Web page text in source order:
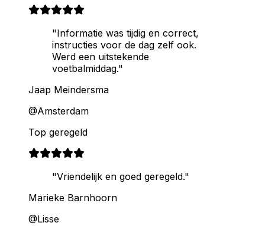
"Informatie was tijdig en correct,
instructies voor de dag zelf ook.
Werd een uitstekende
voetbalmiddag."
Jaap Meindersma
@Amsterdam
Top geregeld
"Vriendelijk en goed geregeld."
Marieke Barnhoorn
@Lisse